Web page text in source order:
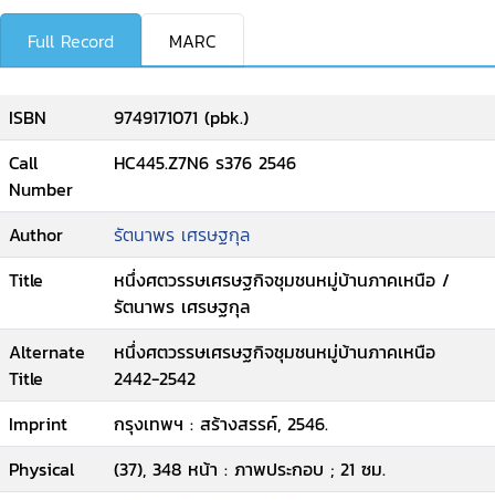
Full Record MARC
ISBN
9749171071 (pbk.)
Call
Number
HC445.Z7N6 ร376 2546
Author
รัตนาพร เศรษฐกุล
Title
หนึ่งศตวรรษเศรษฐกิจชุมชนหมู่บ้านภาคเหนือ /
รัตนาพร เศรษฐกุล
Alternate
Title
หนึ่งศตวรรษเศรษฐกิจชุมชนหมู่บ้านภาคเหนือ
2442-2542
Imprint
กรุงเทพฯ : สร้างสรรค์, 2546.
Physical
(37), 348 หน้า : ภาพประกอบ ; 21 ซม.